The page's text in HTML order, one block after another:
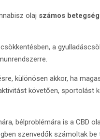
olaj számos
a
különösen akkor, ha
követően, sportolást
bélproblémára is a CBD
szenvedők számoltak be